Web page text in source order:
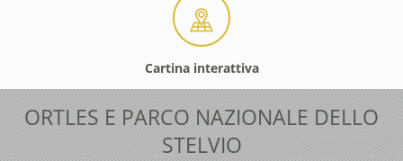
Cartina interattiva
ORTLES E PARCO NAZIONALE DELLO
STELVIO